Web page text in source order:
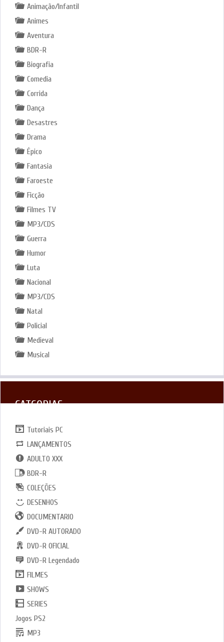
Animação/Infantil
Animes
Aventura
BDR-R
Biografia
Comedia
Corrida
Dança
Desastres
Drama
Épico
Fantasia
Faroeste
Ficção
Filmes TV
MP3/CDS
Guerra
Humor
Luta
Nacional
MP3/CDS
Natal
Policial
Medieval
Musical
CATGORIAS
Tutoriais PC
LANÇAMENTOS
ADULTO XXX
BDR-R
COLEÇÕES
DESENHOS
DOCUMENTARIO
DVD-R AUTORADO
DVD-R OFICIAL
DVD-R Legendado
FILMES
SHOWS
SERIES
Jogos PS2
MP3